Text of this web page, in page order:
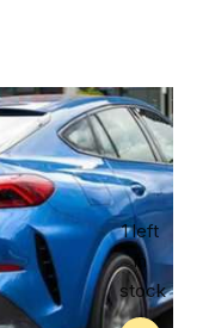
1 left
in
stock